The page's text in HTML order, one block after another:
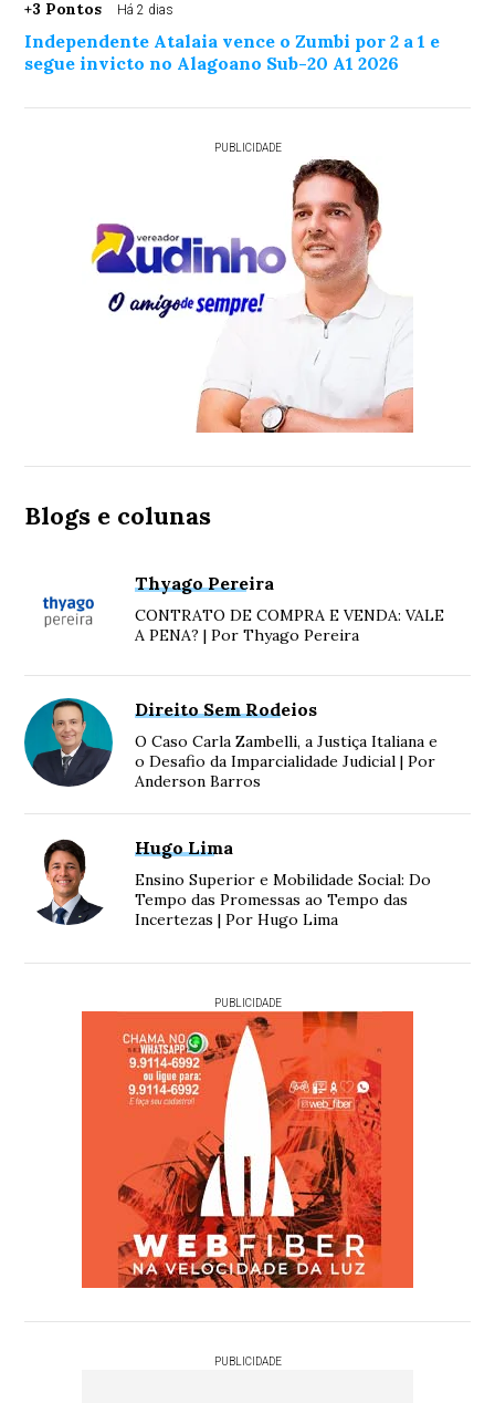
+3 Pontos Há 2 dias
Independente Atalaia vence o Zumbi por 2 a 1 e
segue invicto no Alagoano Sub-20 A1 2026
PUBLICIDADE
Blogs e colunas
Thyago Pereira
CONTRATO DE COMPRA E VENDA: VALE
A PENA? | Por Thyago Pereira
Direito Sem Rodeios
O Caso Carla Zambelli, a Justiça Italiana e
o Desafio da Imparcialidade Judicial | Por
Anderson Barros
Hugo Lima
Ensino Superior e Mobilidade Social: Do
Tempo das Promessas ao Tempo das
Incertezas | Por Hugo Lima
PUBLICIDADE
PUBLICIDADE